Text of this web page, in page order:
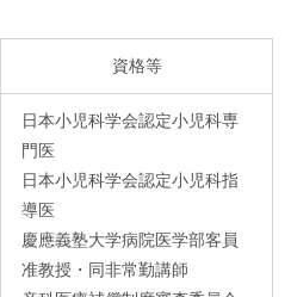
資格等
日本小児科学会認定小児科専
門医
日本小児科学会認定小児科指
導医
慶應義塾大学病院医学部客員
准教授・同非常勤講師